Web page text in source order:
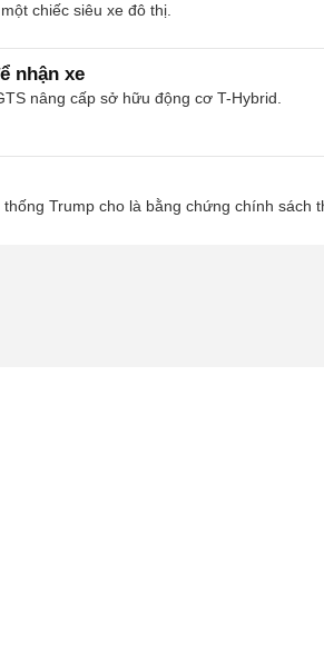
chiếc siêu xe đô thị.
nhận xe
nâng cấp sở hữu động cơ T-Hybrid.
Trump cho là bằng chứng chính sách